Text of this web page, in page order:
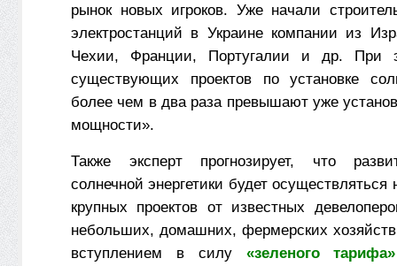
рынок новых игроков. Уже начали
электростанций в Украине компании из
Чехии, Франции, Португалии и др. При
существующих проектов по установке
более чем в два раза превышают уже
мощности».
Также эксперт прогнозирует, что
солнечной энергетики будет осуществляться
крупных проектов от известных
небольших, домашних, фермерских
вступлением в силу «зеленого